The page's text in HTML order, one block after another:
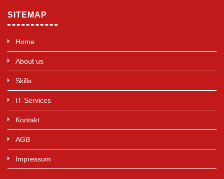
SITEMAP
Home
About us
Skills
IT-Services
Kontakt
AGB
Impressum